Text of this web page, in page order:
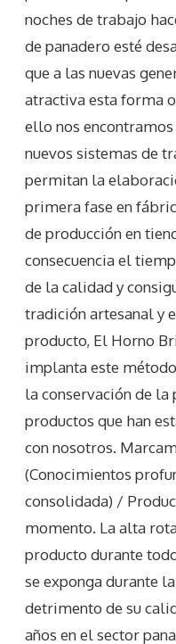
noches de trabajo
de panadero esté
que a las nuevas
atractiva esta forma
ello nos
nuevos sistemas de
permitan la
primera fase en
de producción en
consecuencia el
de la calidad y
tradición artesanal y
producto, El Horno
implanta este
la conservación de la
productos que han
con nosotros.
(Conocimientos
consolidada) /
momento. La alta
producto durante
se exponga durante
detrimento de su
años en el sector